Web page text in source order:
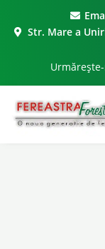
content
Str. Mare a